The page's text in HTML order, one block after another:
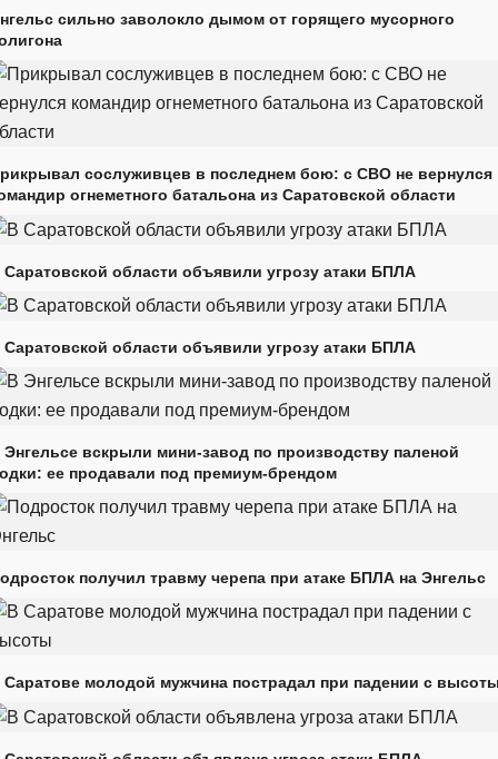
сильно заволокло дымом от горящего мусорного
сослуживцев в последнем бою: с СВО не вернулся
огнеметного батальона из Саратовской области
Саратовской области объявили угрозу атаки БПЛА
Саратовской области объявили угрозу атаки БПЛА
Энгельсе вскрыли мини-завод по производству паленой
ее продавали под премиум-брендом
получил травму черепа при атаке БПЛА на Энгельс
Саратове молодой мужчина пострадал при падении с